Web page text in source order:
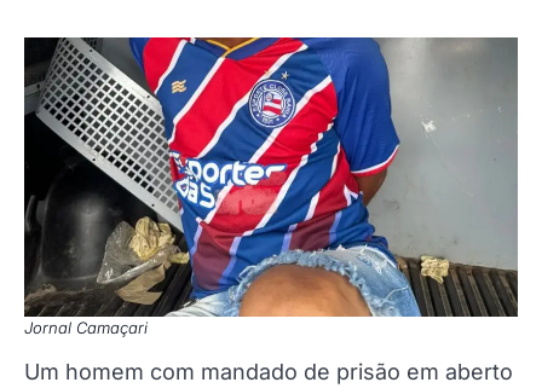
Jornal Camaçari
Um homem com mandado de prisão em aberto